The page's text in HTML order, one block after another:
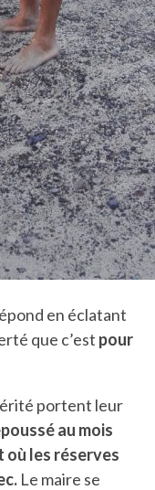
en éclatant
que c’est pour
portent leur
au mois
où les réserves
Le maire se